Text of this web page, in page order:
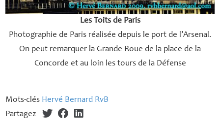
Les Toits de Paris
Photographie de Paris réalisée depuis le port de l’Arsenal.
On peut remarquer la Grande Roue de la place de la
Concorde et au loin les tours de la Défense
Mots-clés Hervé Bernard RvB
Partagez